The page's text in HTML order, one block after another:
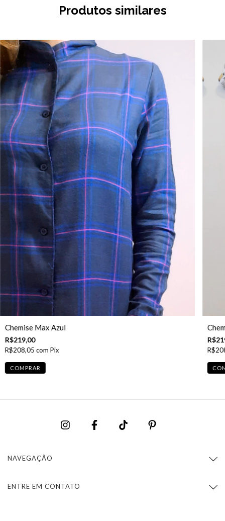
Produtos similares
Chemise Max Azul
R$219,00
R$208,05 com Pix
COMPRAR
NAVEGAÇÃO
ENTRE EM CONTATO